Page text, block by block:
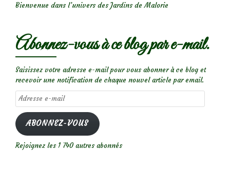
Bienvenue dans l’univers des Jardins de Malorie
Abonnez-vous à ce blog par e-mail.
Saisissez votre adresse e-mail pour vous abonner à ce blog et
recevoir une notification de chaque nouvel article par email.
Adresse
e-
mail
ABONNEZ-VOUS
Rejoignez les 1 740 autres abonnés